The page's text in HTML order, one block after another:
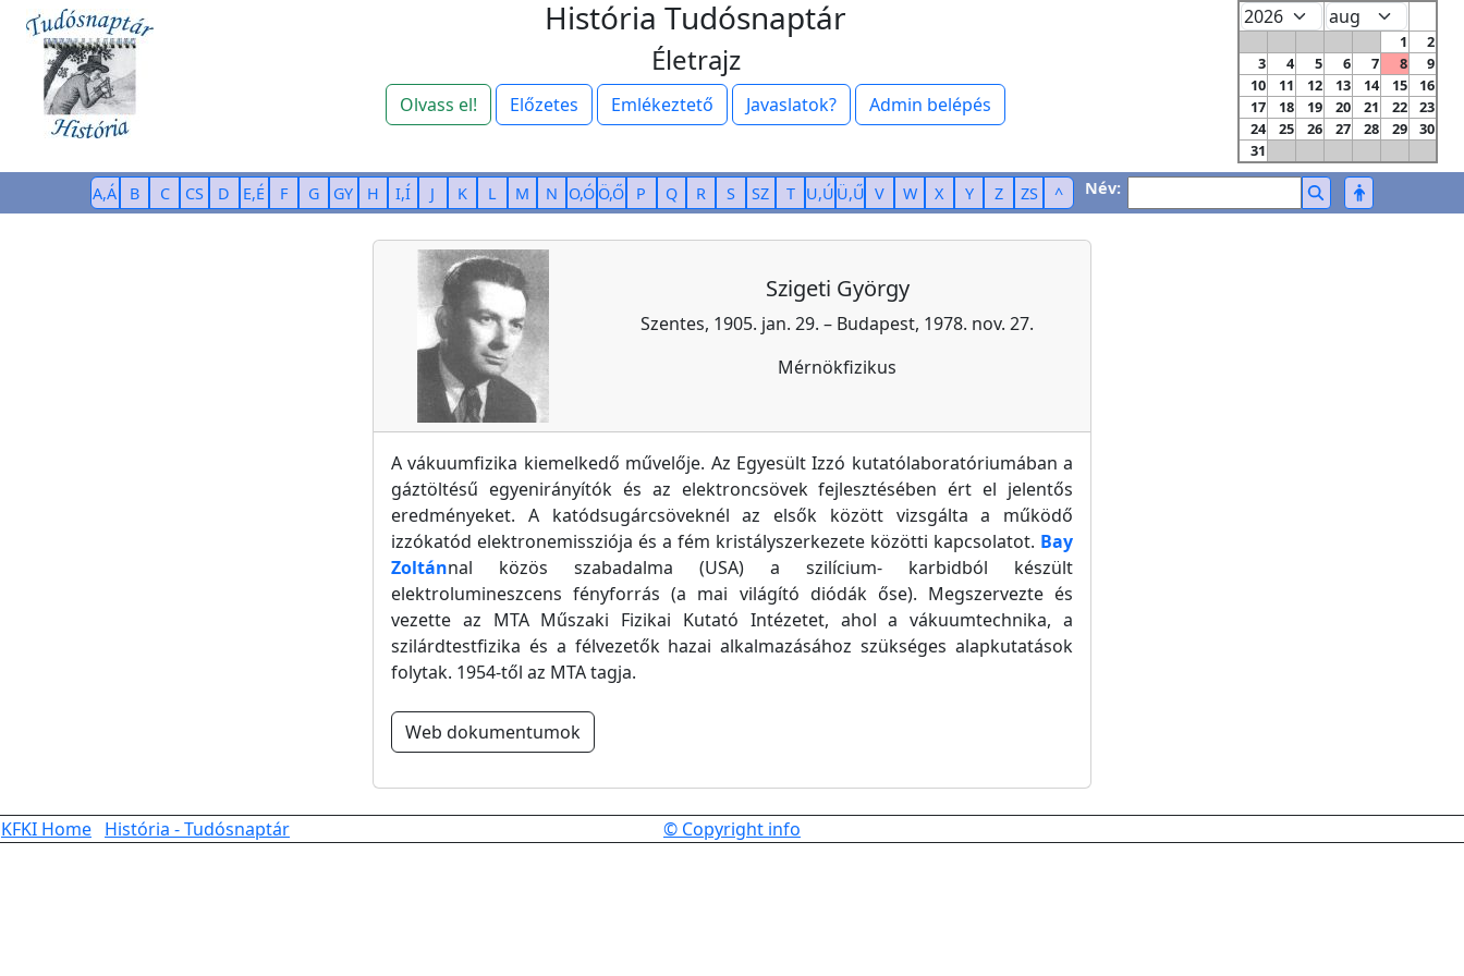
História Tudósnaptár
Életrajz
Olvass el! Előzetes Emlékeztető Javaslatok? Admin belépés
1
2
3
4 5 6 7 8
9
10
11 12 13 14 15
16
17
18 19 20 21 22
23
24
25 26 27 28 29
30
31
A,Á B C CS D E,É F G GY H I,Í J K L M N O,Ó Ö,Ő P Q R S SZ T U,Ú Ü,Ű V W X Y Z ZS ^ Név:
Szigeti György
Szentes, 1905. jan. 29. – Budapest, 1978. nov. 27.
Mérnökfizikus
A vákuumfizika kiemelkedő művelője. Az Egyesült Izzó kutatólaboratóriumában a
gáztöltésű egyenirányítók és az elektroncsövek fejlesztésében ért el jelentős
eredményeket. A katódsugárcsöveknél az elsők között vizsgálta a működő
izzókatód elektronemissziója és a fém kristályszerkezete közötti kapcsolatot. Bay
Zoltánnal közös szabadalma (USA) a szilícium- karbidból készült
elektrolumineszcens fényforrás (a mai világító diódák őse). Megszervezte és
vezette az MTA Műszaki Fizikai Kutató Intézetet, ahol a vákuumtechnika, a
szilárdtestfizika és a félvezetők hazai alkalmazásához szükséges alapkutatások
folytak. 1954-től az MTA tagja.
Web dokumentumok
KFKI Home História - Tudósnaptár © Copyright info